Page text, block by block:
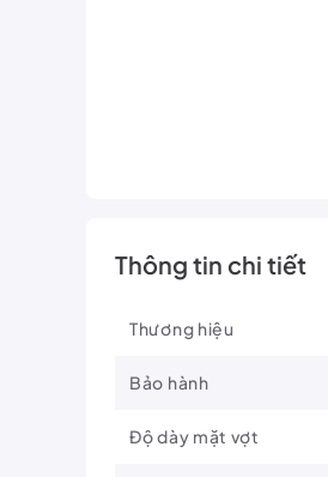
Thông tin chi tiết
Thương hiệu
Bảo hành
Độ dày mặt vợt